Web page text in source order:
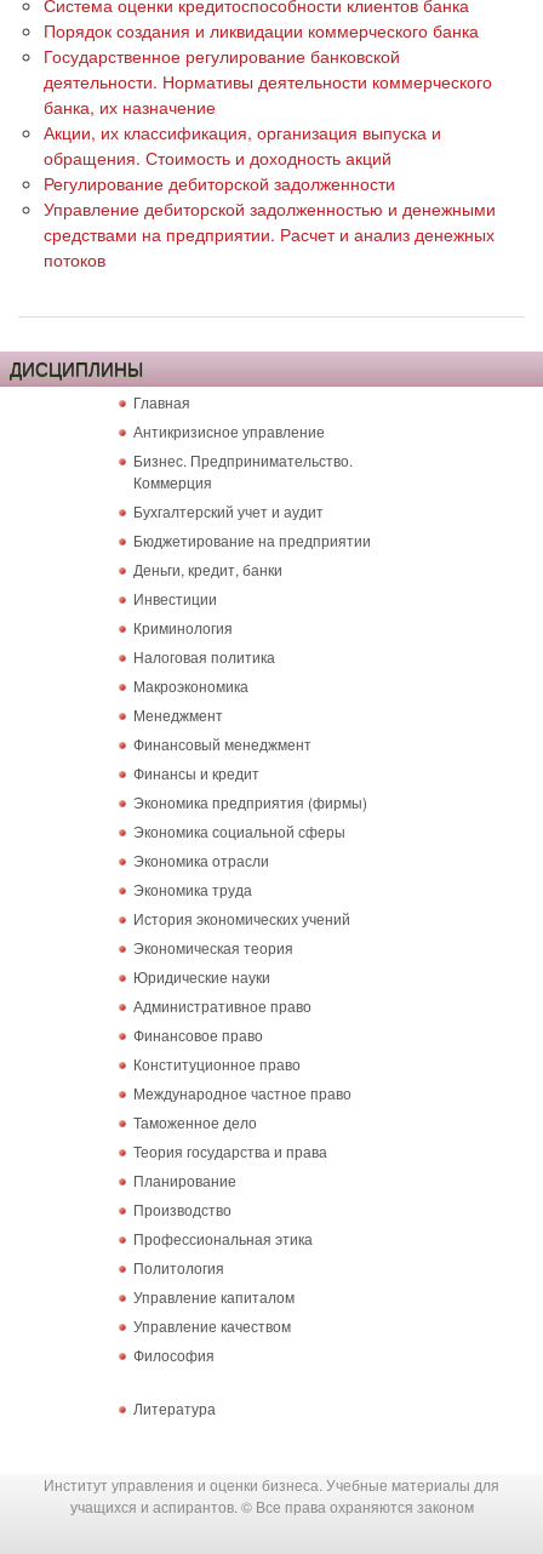
Система оценки кредитоспособности клиентов банка
Порядок создания и ликвидации коммерческого банка
Государственное регулирование банковской
деятельности. Нормативы деятельности коммерческого
банка, их назначение
Акции, их классификация, организация выпуска и
обращения. Стоимость и доходность акций
Регулирование дебиторской задолженности
Управление дебиторской задолженностью и денежными
средствами на предприятии. Расчет и анализ денежных
потоков
ДИСЦИПЛИНЫ
Главная
Антикризисное управление
Бизнес. Предпринимательство.
Коммерция
Бухгалтерский учет и аудит
Бюджетирование на предприятии
Деньги, кредит, банки
Инвестиции
Криминология
Налоговая политика
Макроэкономика
Менеджмент
Финансовый менеджмент
Финансы и кредит
Экономика предприятия (фирмы)
Экономика социальной сферы
Экономика отрасли
Экономика труда
История экономических учений
Экономическая теория
Юридические науки
Административное право
Финансовое право
Конституционное право
Международное частное право
Таможенное дело
Теория государства и права
Планирование
Производство
Профессиональная этика
Политология
Управление капиталом
Управление качеством
Философия
Литература
Институт управления и оценки бизнеса. Учебные материалы для
учащихся и аспирантов. © Все права охраняются законом